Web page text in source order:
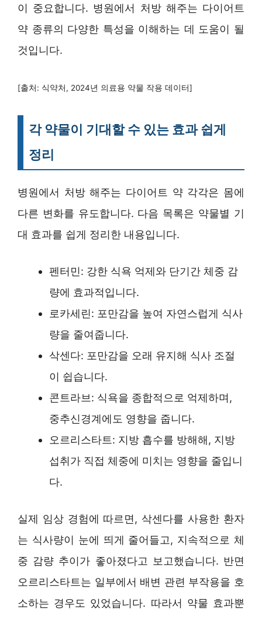
이 중요합니다. 병원에서 처방 해주는 다이어트
약 종류의 다양한 특성을 이해하는 데 도움이 될
것입니다.
[출처: 식약처, 2024년 의료용 약물 작용 데이터]
각 약물이 기대할 수 있는 효과 쉽게
정리
병원에서 처방 해주는 다이어트 약 각각은 몸에
다른 변화를 유도합니다. 다음 목록은 약물별 기
대 효과를 쉽게 정리한 내용입니다.
펜터민: 강한 식욕 억제와 단기간 체중 감
량에 효과적입니다.
로카세린: 포만감을 높여 자연스럽게 식사
량을 줄여줍니다.
삭센다: 포만감을 오래 유지해 식사 조절
이 쉽습니다.
콘트라브: 식욕을 종합적으로 억제하며,
중추신경계에도 영향을 줍니다.
오르리스타트: 지방 흡수를 방해해, 지방
섭취가 직접 체중에 미치는 영향을 줄입니
다.
실제 임상 경험에 따르면, 삭센다를 사용한 환자
는 식사량이 눈에 띄게 줄어들고, 지속적으로 체
중 감량 추이가 좋아졌다고 보고했습니다. 반면
오르리스타트는 일부에서 배변 관련 부작용을 호
소하는 경우도 있었습니다. 따라서 약물 효과뿐